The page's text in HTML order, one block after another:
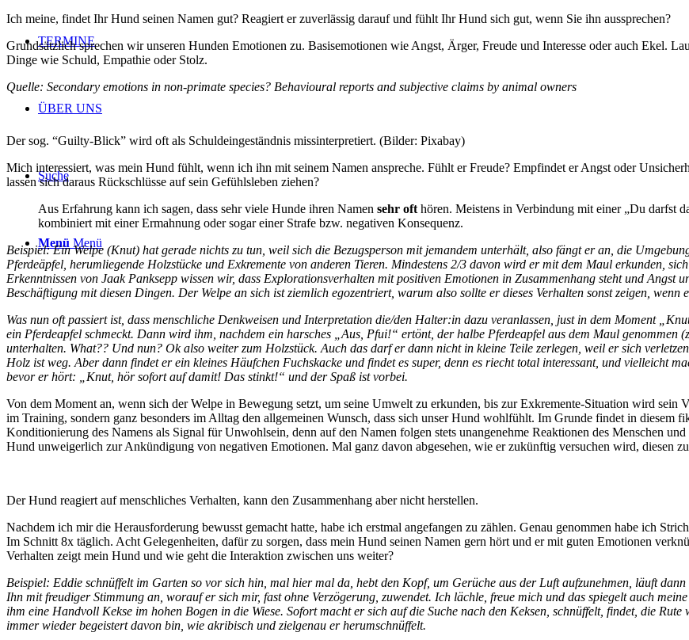
TERMINE
ÜBER UNS
Suche
Menü Menü
Ich meine, findet Ihr Hund seinen Namen gut? Reagiert er zuverlässig darauf und fühlt Ihr Hund sich gut, wenn Sie ihn aussprechen?
Grundsätzlich sprechen wir unseren Hunden Emotionen zu. Basisemotionen wie Angst, Ärger, Freude und Interesse oder auch Ekel.
Dinge wie Schuld, Empathie oder Stolz.
Quelle: Secondary emotions in non-primate species? Behavioural reports and subjective claims by animal owners
Der sog. “Guilty-Blick” wird oft als Schuldeingeständnis missinterpretiert. (Bilder: Pixabay)
Mich interessiert, was mein Hund fühlt, wenn ich ihn mit seinem Namen anspreche. Fühlt er Freude? Empfindet er Angst oder
lassen sich daraus Rückschlüsse auf sein Gefühlsleben ziehen?
Aus Erfahrung kann ich sagen, dass sehr viele Hunde ihren Namen sehr oft hören. Meistens in Verbindung mit einer „Du darfst
kombiniert mit einer Ermahnung oder sogar einer Strafe bzw. negativen Konsequenz.
Beispiel: Ein Welpe (Knut) hat gerade nichts zu tun, weil sich die Bezugsperson mit jemandem unterhält, also fängt er an, die
Pferdeäpfel, herumliegende Holzstücke und Exkremente von anderen Tieren. Mindestens 2/3 davon wird er mit dem Maul erkunden, sich
Erkenntnissen von Jaak Panksepp wissen wir, dass Explorationsverhalten mit positiven Emotionen in Zusammenhang steht und
Beschäftigung mit diesen Dingen. Der Welpe an sich ist ziemlich egozentriert, warum also sollte er dieses Verhalten sonst zeigen, wenn
Was nun oft passiert ist, dass menschliche Denkweisen und Interpretation die/den Halter:in dazu veranlassen, just in dem Moment „
ein Pferdeapfel schmeckt. Dann wird ihm, nachdem ein harsches „Aus, Pfui!“ ertönt, der halbe Pferdeapfel aus dem Maul genommen
unterhalten. What?? Und nun? Ok also weiter zum Holzstück. Auch das darf er dann nicht in kleine Teile zerlegen, weil er sich
Holz ist weg. Aber dann findet er ein kleines Häufchen Fuchskacke und findet es super, denn es riecht total interessant, und vielleicht
bevor er hört: „ Knut, hör sofort auf damit! Das stinkt!“ und der Spaß ist vorbei.
Von dem Moment an, wenn sich der Welpe in Bewegung setzt, um seine Umwelt zu erkunden, bis zur Exkremente-Situation wird sein
im Training, sondern ganz besonders im Alltag den allgemeinen Wunsch, dass sich unser Hund wohlfühlt. Im Grunde findet in diesem
Konditionierung des Namens als Signal für Unwohlsein, denn auf den Namen folgen stets unangenehme Reaktionen des Menschen
Hund unweigerlich zur Ankündigung von negativen Emotionen. Mal ganz davon abgesehen, wie er zukünftig versuchen wird, diesen
Der Hund reagiert auf menschliches Verhalten, kann den Zusammenhang aber nicht herstellen.
Nachdem ich mir die Herausforderung bewusst gemacht hatte, habe ich erstmal angefangen zu zählen. Genau genommen habe ich
Im Schnitt 8x täglich. Acht Gelegenheiten, dafür zu sorgen, dass mein Hund seinen Namen gern hört und er mit guten Emotionen
Verhalten zeigt mein Hund und wie geht die Interaktion zwischen uns weiter?
Beispiel: Eddie schnüffelt im Garten so vor sich hin, mal hier mal da, hebt den Kopf, um Gerüche aus der Luft aufzunehmen, läuft
Ihn mit freudiger Stimmung an, worauf er sich mir, fast ohne Verzögerung, zuwendet. Ich lächle, freue mich und das spiegelt auch
ihm eine Handvoll Kekse im hohen Bogen in die Wiese. Sofort macht er sich auf die Suche nach den Keksen, schnüffelt, findet, die
immer wieder begeistert davon bin, wie akribisch und zielgenau er herumschnüffelt.